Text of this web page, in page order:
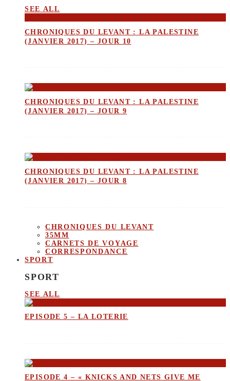
SEE ALL
CHRONIQUES DU LEVANT : LA PALESTINE
(JANVIER 2017) – JOUR 10
CHRONIQUES DU LEVANT : LA PALESTINE
(JANVIER 2017) – JOUR 9
CHRONIQUES DU LEVANT : LA PALESTINE
(JANVIER 2017) – JOUR 8
CHRONIQUES DU LEVANT
35MM
CARNETS DE VOYAGE
CORRESPONDANCE
SPORT
SPORT
SEE ALL
EPISODE 5 – LA LOTERIE
EPISODE 4 – « KNICKS AND NETS GIVE ME